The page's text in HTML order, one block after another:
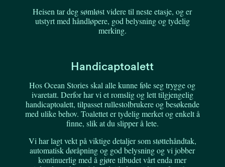
Heisen tar deg sømløst videre til neste etasje, og er
utstyrt med håndløpere, god belysning og tydelig
merking.
Handicaptoalett
Hos Ocean Stories skal alle kunne føle seg trygge og
ivaretatt. Derfor har vi et romslig og lett tilgjengelig
handicaptoalett, tilpasset rullestolbrukere og besøkende
med ulike behov. Toalettet er tydelig merket og enkelt å
finne, slik at du slipper å lete.
Vi har lagt vekt på viktige detaljer som støttehåndtak,
automatisk døråpning og god belysning og vi jobber
kontinuerlig med å gjøre tilbudet vårt enda mer